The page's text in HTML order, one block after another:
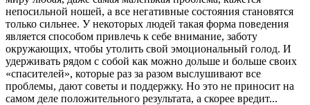
непосильной ношей, а все негативные состояния становятся
только сильнее. У некоторых людей такая форма поведения
является способом привлечь к себе внимание, заботу
окружающих, чтобы утолить свой эмоциональный голод. И
удерживать рядом с собой как можно дольше и больше своих
«спасителей», которые раз за разом выслушивают все
проблемы, дают советы и поддержку. Но это не приносит на
самом деле положительного результата, а скорее вредит...